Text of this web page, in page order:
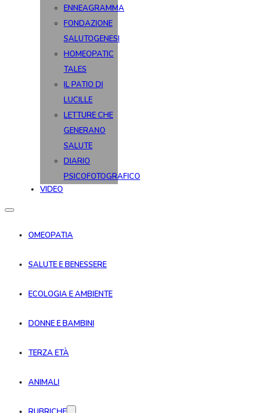
ENNEAGRAMMA
FONDAZIONE
SALUTOGENESI
HOMEOPATIC
TALES
IL PATIO DI
LUCILLE
LETTURE CHE
GENERANO
SALUTE
DIARIO
PSICOFOTOGRAFICO
VIDEO
OMEOPATIA
SALUTE E BENESSERE
ECOLOGIA E AMBIENTE
DONNE E BAMBINI
TERZA ETÀ
ANIMALI